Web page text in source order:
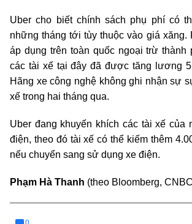
Uber cho biết chính sách phụ phí có
những tháng tới tùy thuộc vào giá
áp dụng trên toàn quốc ngoại trừ thành
các tài xế tại đây đã được tăng lương
Hãng xe công nghệ không ghi nhận sự
xế trong hai tháng qua.
Uber đang khuyến khích các tài xế của
điện, theo đó tài xế có thể kiếm thêm
nếu chuyển sang sử dụng xe điện.
Phạm Hà Thanh (theo Bloomberg,